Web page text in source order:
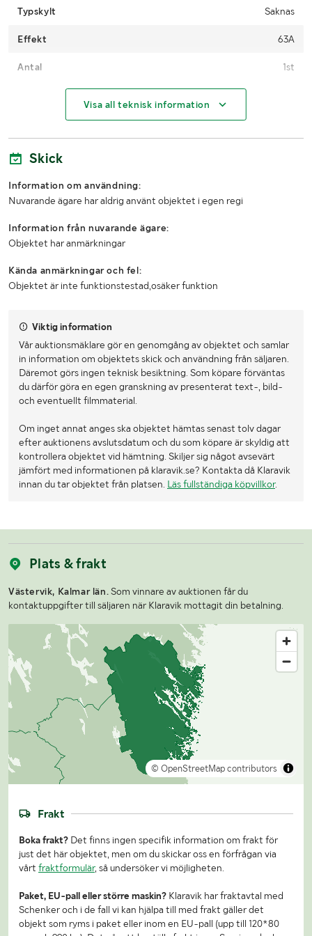
Typskylt Saknas
Effekt 63A
Antal 1st
MÅTT OCH VIKT:
Höjd (mm)
Djup (mm)
ANVÄNDARMANUAL:
Visa all teknisk information
Skick
Information om användning:
Nuvarande ägare har aldrig använt objektet i egen regi
Information från nuvarande ägare:
Objektet har anmärkningar
Kända anmärkningar och fel:
Objektet är inte funktionstestad,osäker funktion
Viktig information
Vår auktionsmäklare gör en genomgång av objektet och samlar
in information om objektets skick och användning från säljaren.
Däremot görs ingen teknisk besiktning. Som köpare förväntas
du därför göra en egen granskning av presenterat text-, bild-
och eventuellt filmmaterial.
Om inget annat anges ska objektet hämtas senast tolv dagar
efter auktionens avslutsdatum och du som köpare är skyldig att
kontrollera objektet vid hämtning. Skiljer sig något avsevärt
jämfört med informationen på klaravik.se? Kontakta då Klaravik
innan du tar objektet från platsen. Läs fullständiga köpvillkor.
Plats & frakt
Västervik, Kalmar län. Som vinnare av auktionen får du
kontaktuppgifter till säljaren när Klaravik mottagit din betalning.
© OpenStreetMap contributors
Frakt
Boka frakt? Det finns ingen specifik information om frakt för
just det här objektet, men om du skickar oss en förfrågan via
vårt fraktformulär, så undersöker vi möjligheten.
Paket, EU-pall eller större maskin? Klaravik har fraktavtal med
Schenker och i de fall vi kan hjälpa till med frakt gäller det
objekt som ryms i paket eller inom en EU-pall (upp till 120*80